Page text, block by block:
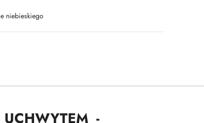
niebieskiego
-